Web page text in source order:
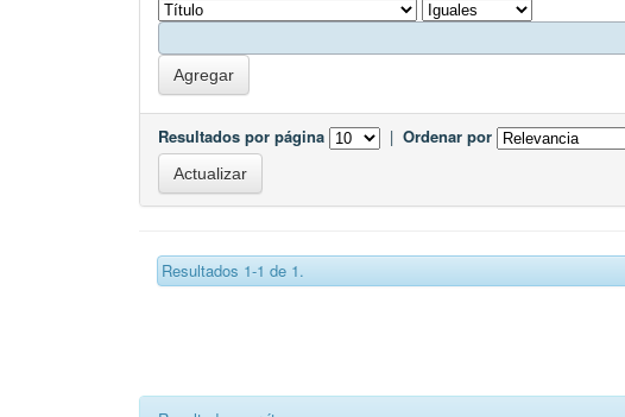
Resultados por página | Ordenar por
Resultados 1-1 de 1.